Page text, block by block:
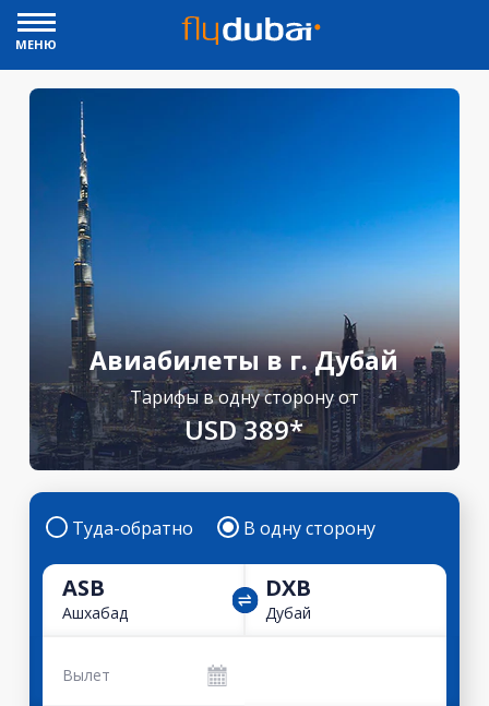
МЕНЮ
Авиабилеты в г. Дубай
Тарифы в одну сторону от
USD 389*
Туда-обратно В одну сторону
ASB
Ашхабад
DXB
Дубай
Вылет